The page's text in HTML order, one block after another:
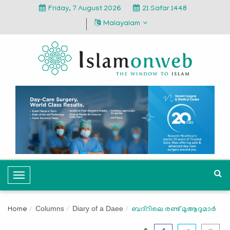
Friday, 7 August 2026
21 Safar 1448
Malayalam
T
o
g
Home Columns Diary of a Daee ബദ്റിലെ രണ്ട് മുആദുമാര്‍